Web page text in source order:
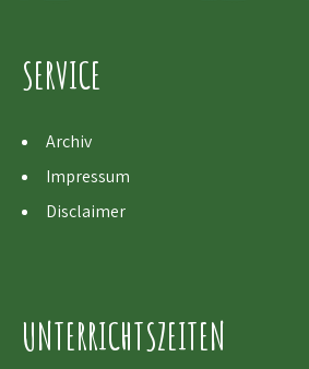
SERVICE
Archiv
Impressum
Disclaimer
UNTERRICHTSZEITEN